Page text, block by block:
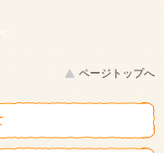
ページトップへ